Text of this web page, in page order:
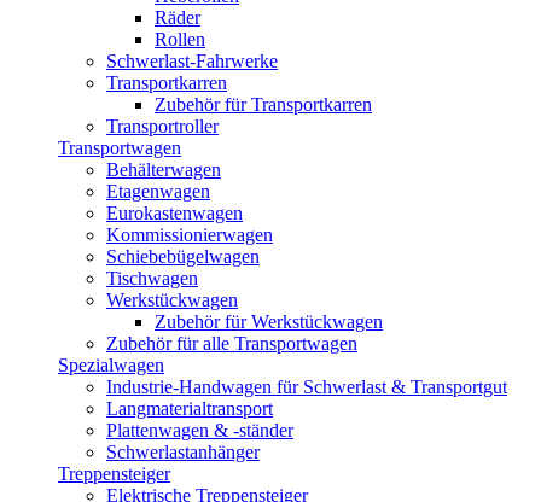
Räder
Rollen
Schwerlast-Fahrwerke
Transportkarren
Zubehör für Transportkarren
Transportroller
Transportwagen
Behälterwagen
Etagenwagen
Eurokastenwagen
Kommissionierwagen
Schiebebügelwagen
Tischwagen
Werkstückwagen
Zubehör für Werkstückwagen
Zubehör für alle Transportwagen
Spezialwagen
Industrie-Handwagen für Schwerlast & Transportgut
Langmaterialtransport
Plattenwagen & -ständer
Schwerlastanhänger
Treppensteiger
Elektrische Treppensteiger